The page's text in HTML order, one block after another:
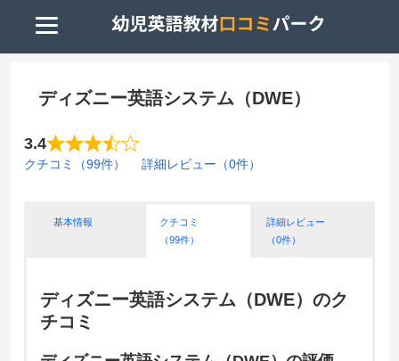
ディズニー英語システム（DWE）
3.4
クチコミ（99件） 詳細レビュー（0件）
基本情報
クチコミ
（99件）
詳細レビュー
（0件）
ディズニー英語システム（DWE）のク
チコミ